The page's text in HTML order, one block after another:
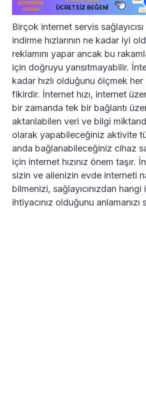
Birçok internet servis
indirme hızlarının ne kadar iyi
reklamını yapar ancak bu
için doğruyu yansıtmayabilir.
kadar hızlı olduğunu ölçmek
fikirdir. İnternet hızı, internet
bir zamanda tek bir bağlantı
aktarılabilen veri ve bilgi
olarak yapabileceğiniz aktivite
anda bağlanabileceğiniz cihaz
için internet hızınız önem taşır.
sizin ve ailenizin evde interneti
bilmenizi, sağlayıcınızdan hangi
ihtiyacınız olduğunu anlamanızı